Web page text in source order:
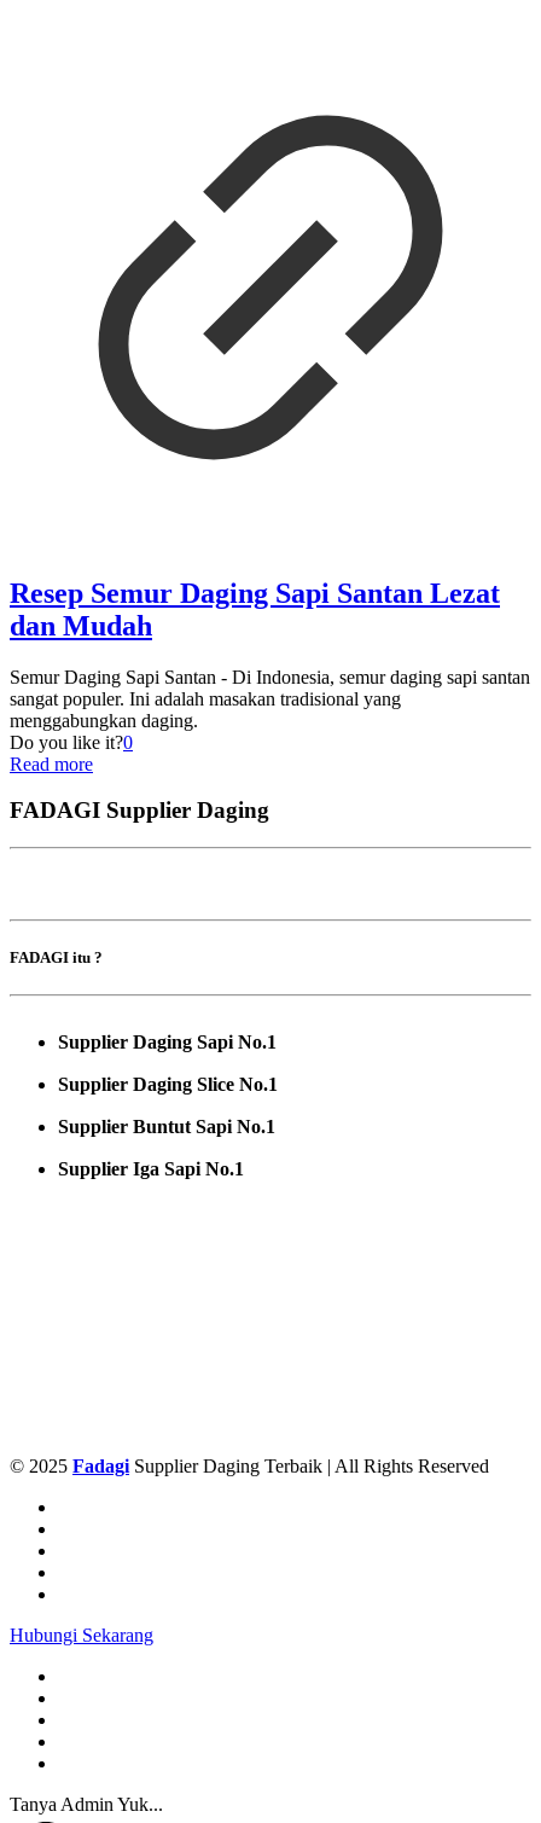
Resep Semur Daging Sapi Santan Lezat
dan Mudah
Semur Daging Sapi Santan - Di Indonesia, semur daging sapi santan
sangat populer. Ini adalah masakan tradisional yang
menggabungkan daging.
Do you like it?0
Read more
FADAGI Supplier Daging
FADAGI itu ?
Supplier Daging Sapi No.1
Supplier Daging Slice No.1
Supplier Buntut Sapi No.1
Supplier Iga Sapi No.1
© 2025 FadagiSupplier Daging Terbaik | All Rights Reserved
Hubungi Sekarang
Tanya Admin Yuk...